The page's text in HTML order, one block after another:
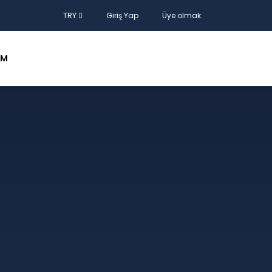
TRY Giriş Yap Üye olmak